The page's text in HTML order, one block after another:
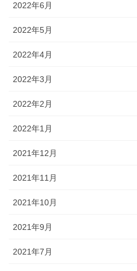
2022年6月
2022年5月
2022年4月
2022年3月
2022年2月
2022年1月
2021年12月
2021年11月
2021年10月
2021年9月
2021年7月